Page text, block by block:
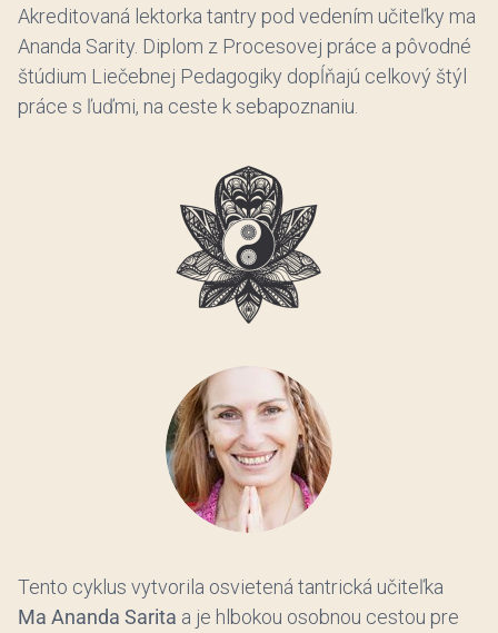
Akreditovaná lektorka tantry pod vedením učiteľky ma
Ananda Sarity. Diplom z Procesovej práce a pôvodné
štúdium Liečebnej Pedagogiky dopĺňajú celkový štýl
práce s ľuďmi, na ceste k sebapoznaniu.
Tento cyklus vytvorila osvietená tantrická učiteľka
Ma Ananda Sarita a je hlbokou osobnou cestou pre